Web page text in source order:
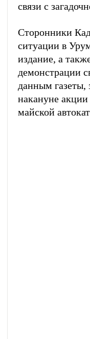
связи с
Сторонники
ситуации в
издание, а
демонстрации
данным газеты,
накануне
майской